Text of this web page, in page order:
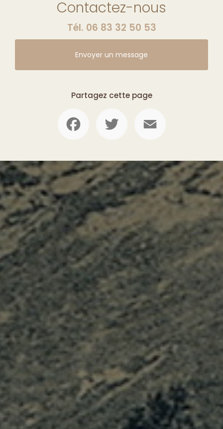
Contactez-nous
Tél. 06 83 32 50 53
Envoyer un message
Partagez cette page